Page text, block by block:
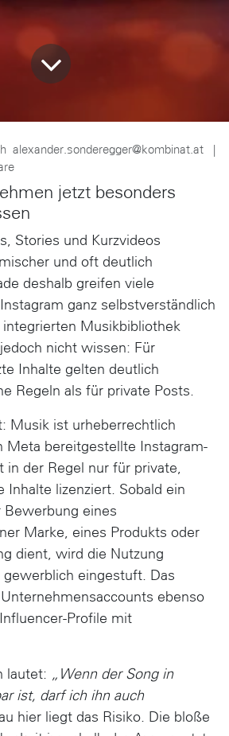
alexander.sonderegger@kombinat.at
jetzt besonders
Stories und Kurzvideos
und oft deutlich
deshalb greifen viele
ganz selbstverständlich
integrierten Musikbibliothek
nicht wissen: Für
Inhalte gelten deutlich
Regeln als für private Posts.
Musik ist urheberrechtlich
Meta bereitgestellte Instagram-
in der Regel nur für private,
Inhalte lizenziert. Sobald ein
Bewerbung eines
Marke, eines Produkts oder
dient, wird die Nutzung
gewerblich eingestuft. Das
ebenso
Profile mit
lautet: „Wenn der Song in
ist, darf ich ihn auch
hier liegt das Risiko. Die bloße